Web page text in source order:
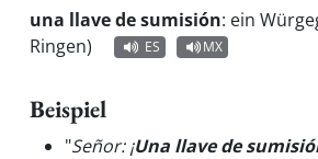
una llave de sumisión: ein
Ringen)
ES MX
Beispiel
"Señor: ¡Una llave de